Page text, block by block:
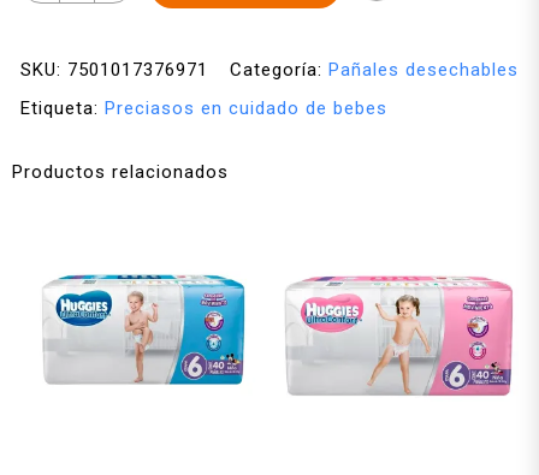
SKU: 7501017376971 Categoría: Pañales desechables
Etiqueta: Preciasos en cuidado de bebes
Productos relacionados